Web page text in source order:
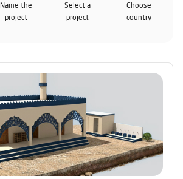
Choose
country
Select a
project
Name the
project